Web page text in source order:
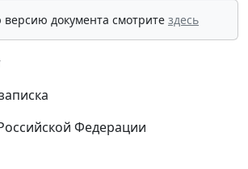
версию документа смотрите здесь
Федерации